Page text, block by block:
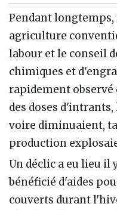
Pendant
agriculture
labour et le conseil
chimiques et
rapidement
des doses
voire diminuaient,
production
Un déclic a eu lieu il
bénéficié d'aides
couverts durant